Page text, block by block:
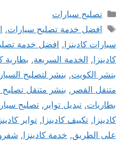
التصنيفات
تصليح سيارات
الوسوم
افضل خدمة تصليح سيارات,
سيارات كادينزا, افضل خدمة
كادينزا, الخدمة السريعة, بطارية
بنشر الكويت, بنشر لتصليح
متنقل القصر , بنشر متنقل تصليح
بطاريات, تبديل تواير , تصليح
كادينزا, تكييف كادينزا, تواير
على الطريق, خدمة كادينزا,